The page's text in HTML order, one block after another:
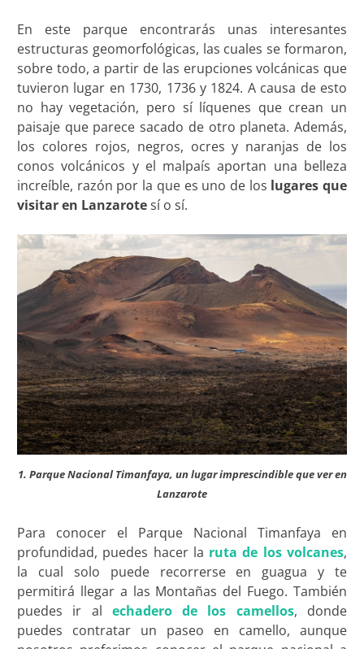
En este parque encontrarás unas interesantes
estructuras geomorfológicas, las cuales se formaron,
sobre todo, a partir de las erupciones volcánicas que
tuvieron lugar en 1730, 1736 y 1824. A causa de esto
no hay vegetación, pero sí líquenes que crean un
paisaje que parece sacado de otro planeta. Además,
los colores rojos, negros, ocres y naranjas de los
conos volcánicos y el malpaís aportan una belleza
increíble, razón por la que es uno de los lugares que
visitar en Lanzarotesí o sí.
1. Parque Nacional Timanfaya, un lugar imprescindible que ver en
Lanzarote
Para conocer el Parque Nacional Timanfaya en
profundidad, puedes hacer la ruta de los volcanes,
la cual solo puede recorrerse en guagua y te
permitirá llegar a las Montañas del Fuego. También
puedes ir al echadero de los camellos, donde
puedes contratar un paseo en camello, aunque